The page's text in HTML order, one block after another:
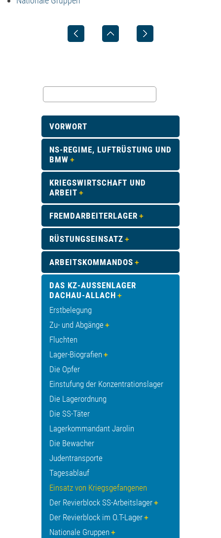
VORWORT
NS-REGIME, LUFTRÜSTUNG UND
BMW
KRIEGSWIRTSCHAFT UND
ARBEIT
FREMDARBEITERLAGER
RÜSTUNGSEINSATZ
ARBEITSKOMMANDOS
DAS KZ-AUSSENLAGER D
ACHAU-ALLACH
Erstbelegung
Zu- und Abgänge
Fluchten
Lager-Biografien
Die Opfer
Einstufung der Konzentrationslager
Die Lagerordnung
Die SS-Täter
Lagerkommandant Jarolin
Die Bewacher
Judentransporte
Tagesablauf
Einsatz von Kriegsgefangenen
Der Revierblock SS-Arbeitslager
Der Revierblock im O.T-Lager
Nationale Gruppen